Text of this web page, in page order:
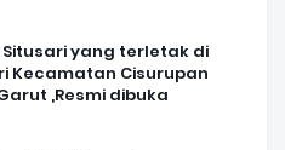
yang terletak di
Kecamatan Cisurupan
,Resmi dibuka